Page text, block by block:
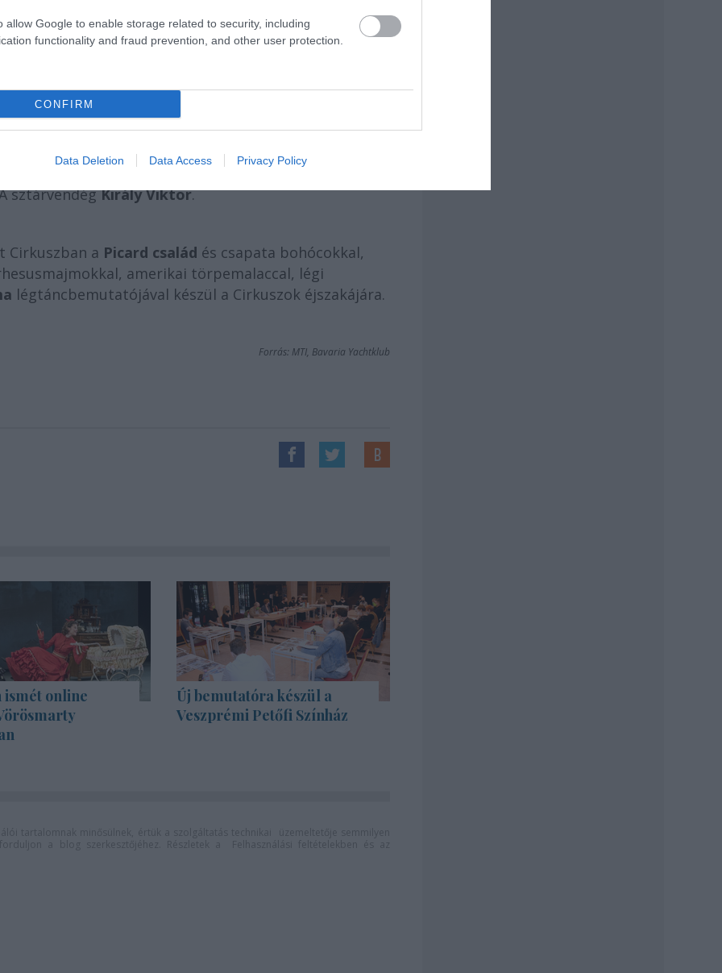
allow Google to enable storage related to security, including
functionality and fraud prevention, and other user protection.
CONFIRM
Data Deletion Data Access Privacy Policy
fiataljainak deszkaakrobata-számát, a Bazan
Silva plafonakrobata-mutatványát és a
este az
Orpheum Hungaricum
varietében humoristák,
tánckar és a magyar származású világhírű
a közönséget: a porondon kalózlegendák
lepik el a manézst, papagájok repkednek a
sztárvendégKirály Viktor.
Cirkuszban a Picard család és csapata bohócokkal,
amerikai törpemalaccal, légi
légtáncbemutatójával készül a Cirkuszok éjszakájára.
Forrás: MTI, Bavaria Yachtklub
ismét online
Új bemutatóra készül a
Veszprémi Petőfi Színház